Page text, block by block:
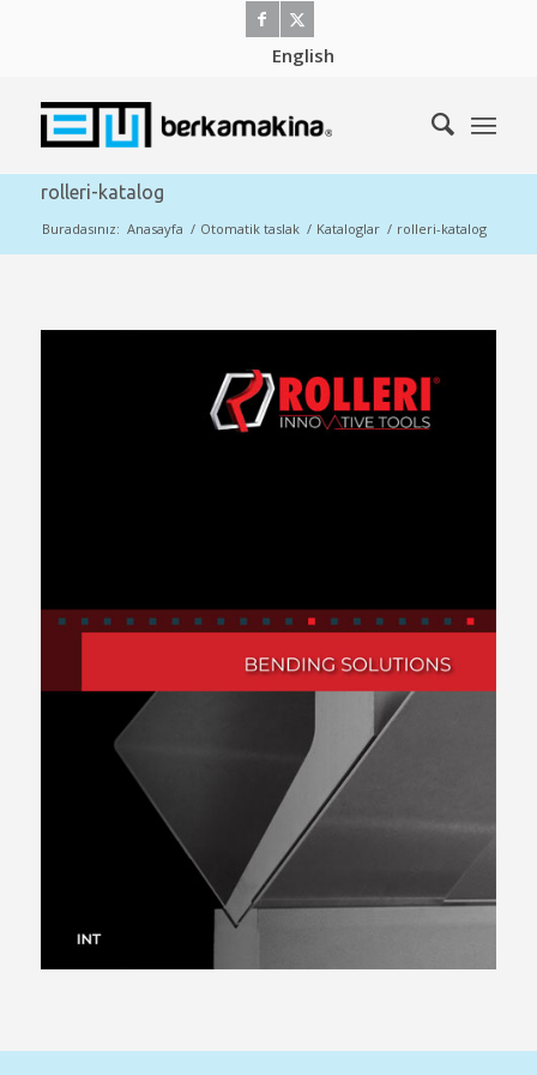
English
rolleri-katalog
Buradasınız: Anasayfa / Otomatik taslak / Kataloglar / rolleri-katalog